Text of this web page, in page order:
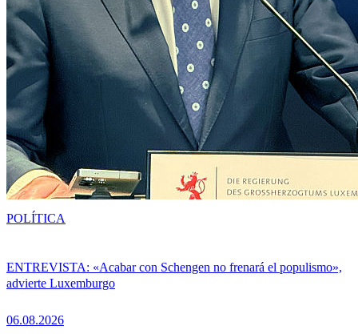
ENTREVISTA: «Acabar con Schengen no frenará el populismo»,
advierte Luxemburgo
06.08.2026
POLÍTICA